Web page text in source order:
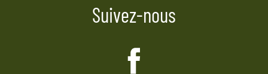
Suivez-nous